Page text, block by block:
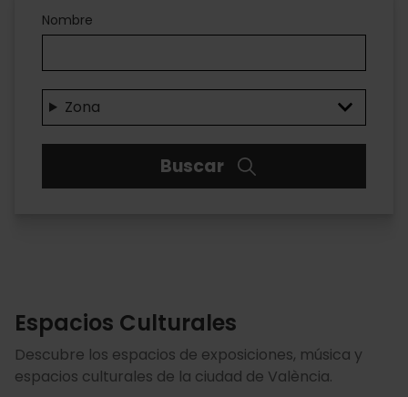
Espacios
Nombre
Zona
Buscar
Espacios Culturales
Descubre los espacios de exposiciones, música y
espacios culturales de la ciudad de València.